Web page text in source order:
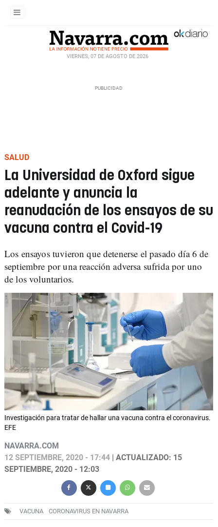
VIERNES, 07 DE AGOSTO DE 2026
SALUD
La Universidad de Oxford sigue
adelante y anuncia la
reanudación de los ensayos de su
vacuna contra el Covid-19
Los ensayos tuvieron que detenerse el pasado día 6 de
septiembre por una reacción adversa sufrida por uno
de los voluntarios.
Investigación para tratar de hallar una vacuna contra el coronavirus.
EFE
NAVARRA.COM
12 SEPTIEMBRE, 2020 - 17:44 | ACTUALIZADO: 15
SEPTIEMBRE, 2020 - 12:03
VACUNA CORONAVIRUS EN NAVARRA